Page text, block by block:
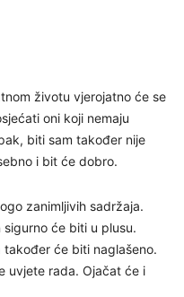
životu vjerojatno će se
oni koji nemaju
biti sam također nije
i bit će dobro.
zanimljivih sadržaja.
će biti u plusu.
također će biti naglašeno.
uvjete rada. Ojačat će i